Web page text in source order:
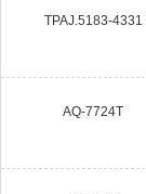
TPAJ.5183-4331
AQ-7724T